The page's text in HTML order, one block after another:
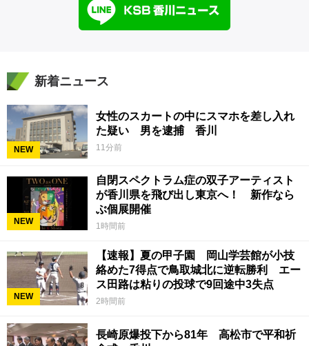
新着ニュース
NEW
女性のスカートの中にスマホを差し入れ
た疑い 男を逮捕 香川
11分前
NEW
自閉スペクトラム症の双子アーティスト
が香川県を飛び出し東京へ！ 新作なら
ぶ個展開催
1時間前
NEW
【速報】夏の甲子園 岡山学芸館が小技
絡めた7得点で鳥取城北に逆転勝利 エー
ス田路は粘りの投球で9回途中3失点
2時間前
長崎原爆投下から81年 高松市で平和祈